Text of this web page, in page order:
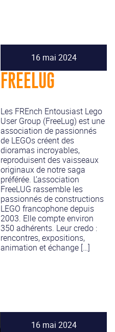
16 mai 2024
FREELUG
Les FREnch Entousiast Lego
User Group (FreeLug) est une
association de passionnés
de LEGOs créent des
dioramas incroyables,
reproduisent des vaisseaux
originaux de notre saga
préférée. L’association
FreeLUG rassemble les
passionnés de constructions
LEGO francophone depuis
2003. Elle compte environ
350 adhérents. Leur credo :
rencontres, expositions,
animation et échange […]
16 mai 2024